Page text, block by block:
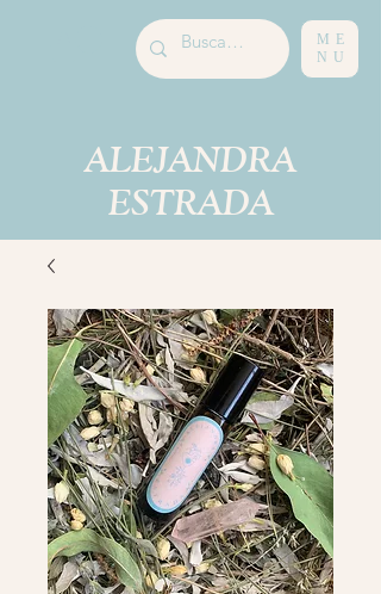
ME
NU
ALEJANDRA
ESTRADA